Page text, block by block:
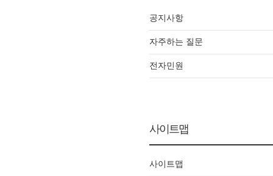
공지사항
자주하는 질문
전자민원
사이트맵
사이트맵